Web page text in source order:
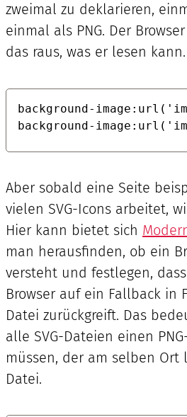
zweimal zu deklarieren,
einmal als PNG. Der
das raus, was er lesen kann.
background-
background-
Aber sobald eine Seite
vielen SVG-Icons arbeitet,
Hier kann bietet sich
man herausfinden, ob ein
versteht und festlegen,
Browser auf ein Fallback in
Datei zurückgreift. Das
alle SVG-Dateien einen
müssen, der am selben Ort
Datei.